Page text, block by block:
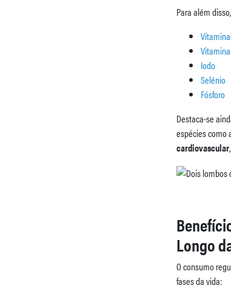
Para além
Iodo
Selénio
Fósforo
Destaca-se
espécies como
cardiovascular
Longo
O consumo
fases da vida: